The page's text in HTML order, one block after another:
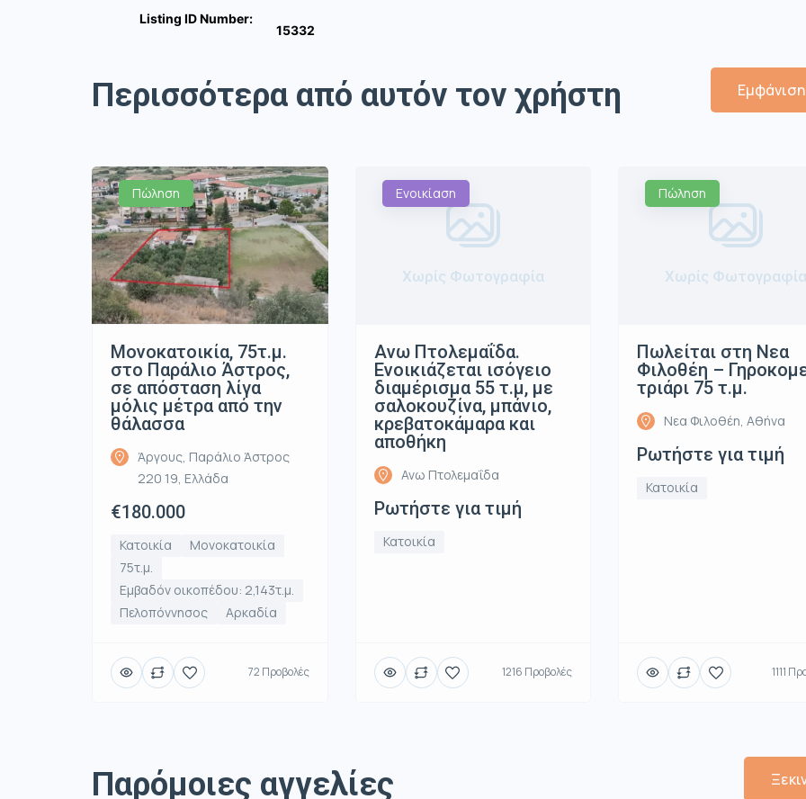
Listing ID Number:
15332
Περισσότερα από αυτόν τον χρήστη
Πώληση
Μονοκατοικία, 75τ.μ.
στο Παράλιο Άστρος,
σε απόσταση λίγα
μόλις μέτρα από την
θάλασσα
Άργους, Παράλιο Άστρος
220 19, Ελλάδα
€180.000
Κατοικία
Μονοκατοικία
75τ.μ.
Εμβαδόν οικοπέδου: 2,143τ.μ.
Πελοπόννησος
Αρκαδία
72 Προβολές
Ενοικίαση
Χωρίς Φωτογραφία
Ανω Πτολεμαΐδα.
Ενοικιάζεται ισόγειο
διαμέρισμα 55 τ.μ, με
σαλοκουζίνα, μπάνιο,
κρεβατοκάμαρα και
αποθήκη
Ανω Πτολεμαΐδα
Ρωτήστε για τιμή
Κατοικία
1216 Προβολές
Πώληση
Χωρίς Φωτογραφία
Πωλείται στη Νεα
Φιλοθέη –
τριάρι 75 τ.μ.
Νεα Φιλοθέη, Αθήνα
Ρωτήστε για τιμή
Κατοικία
1111
Παρόμοιες αγγελίες